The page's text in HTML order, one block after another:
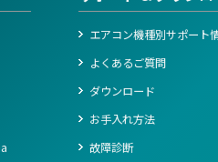
エアコン機種別サポート
よくあるご質問
ダウンロード
お手入れ方法
故障診断